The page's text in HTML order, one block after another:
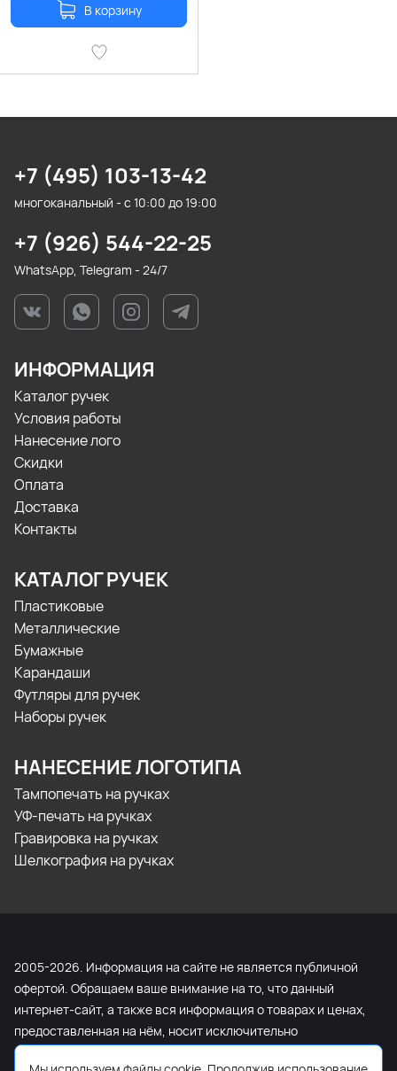
В корзину
+7 (495) 103-13-42
многоканальный - с 10:00 до 19:00
+7 (926) 544-22-25
WhatsApp, Telegram - 24/7
ИНФОРМАЦИЯ
Каталог ручек
Условия работы
Нанесение лого
Скидки
Оплата
Доставка
Контакты
КАТАЛОГ РУЧЕК
Пластиковые
Металлические
Бумажные
Карандаши
Футляры для ручек
Наборы ручек
НАНЕСЕНИЕ ЛОГОТИПА
Тампопечать на ручках
УФ-печать на ручках
Гравировка на ручках
Шелкография на ручках
2005-2026. Информация на сайте не является публичной
офертой. Обращаем ваше внимание на то, что данный
интернет-сайт, а также вся информация о товарах и ценах,
предоставленная на нём, носит исключительно
информационный характер и ни при каких условиях не